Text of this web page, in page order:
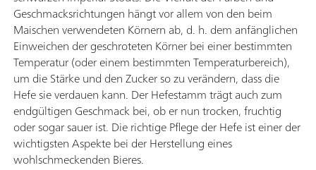
Geschmacksrichtungen hängt vor allem von den beim
Maischen verwendeten Körnern ab, d. h. dem anfänglichen
Einweichen der geschroteten Körner bei einer bestimmten
Temperatur (oder einem bestimmten Temperaturbereich),
um die Stärke und den Zucker so zu verändern, dass die
Hefe sie verdauen kann. Der Hefestamm trägt auch zum
endgültigen Geschmack bei, ob er nun trocken, fruchtig
oder sogar sauer ist. Die richtige Pflege der Hefe ist einer der
wichtigsten Aspekte bei der Herstellung eines
wohlschmeckenden Bieres.